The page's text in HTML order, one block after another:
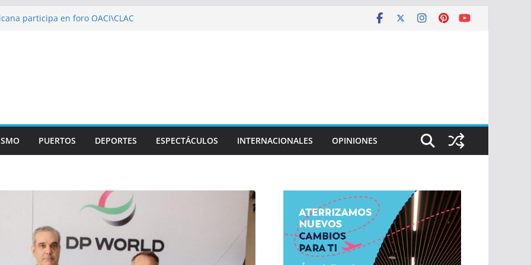
participa en foro OACI\CLAC
en normas de calidad ISO
multidisciplinario operativo médico
PUERTOS DEPORTES ESPECTÁCULOS INTERNACIONALES OPINIONES